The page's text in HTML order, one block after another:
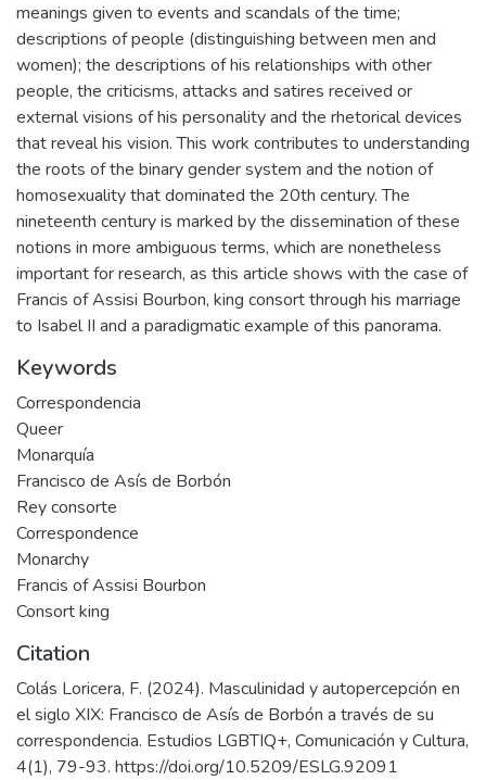
meanings given to events and scandals of the time;
descriptions of people (distinguishing between men and
women); the descriptions of his relationships with other
people, the criticisms, attacks and satires received or
external visions of his personality and the rhetorical devices
that reveal his vision. This work contributes to understanding
the roots of the binary gender system and the notion of
homosexuality that dominated the 20th century. The
nineteenth century is marked by the dissemination of these
notions in more ambiguous terms, which are nonetheless
important for research, as this article shows with the case of
Francis of Assisi Bourbon, king consort through his marriage
to Isabel II and a paradigmatic example of this panorama.
Keywords
Correspondencia
Queer
Monarquía
Francisco de Asís de Borbón
Rey consorte
Correspondence
Monarchy
Francis of Assisi Bourbon
Consort king
Citation
Colás Loricera, F. (2024). Masculinidad y autopercepción en
el siglo XIX: Francisco de Asís de Borbón a través de su
correspondencia. Estudios LGBTIQ+, Comunicación y Cultura,
4(1), 79-93. https://doi.org/10.5209/ESLG.92091